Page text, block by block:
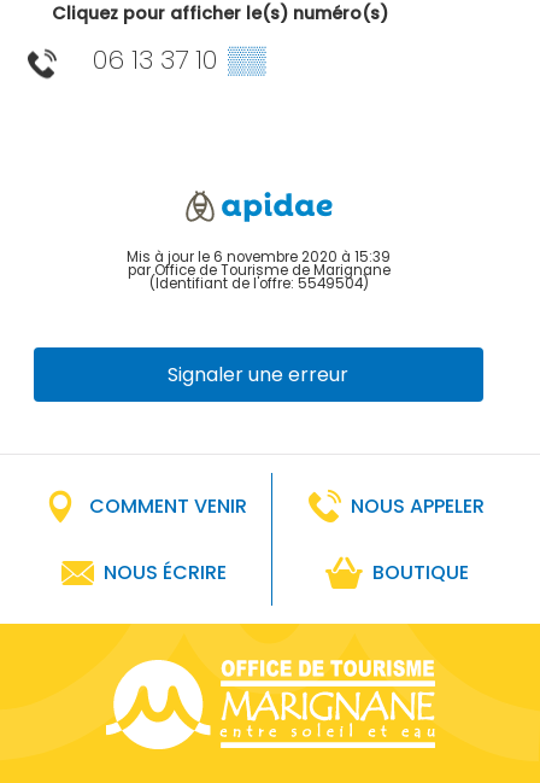
Cliquez pour afficher le(s) numéro(s)
06 13 37 10 ▒▒
Mis à jour le 6 novembre 2020 à 15:39
par Office de Tourisme de Marignane
(Identifiant de l'offre: 5549504)
Signaler une erreur
COMMENT VENIR NOUS APPELER
NOUS ÉCRIRE BOUTIQUE